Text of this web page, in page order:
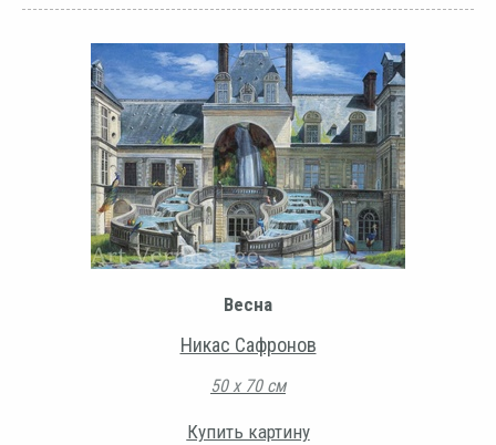
Весна
Никас Сафронов
50 х 70 см
Купить картину